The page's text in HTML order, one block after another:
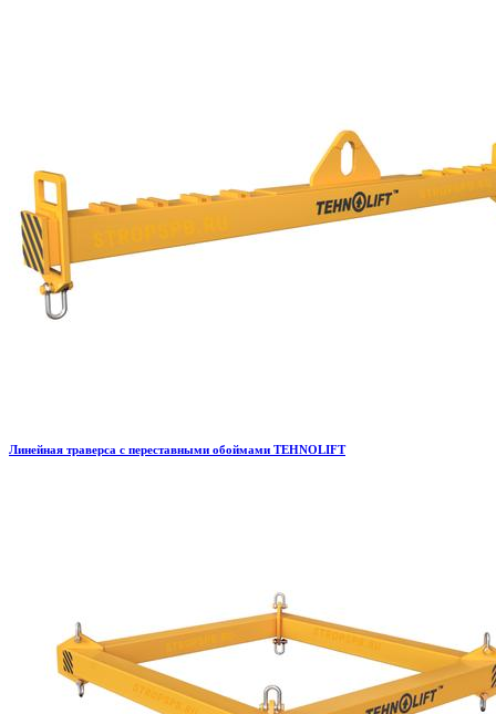
Линейная траверса с переставными обоймами TEHNOLIFT